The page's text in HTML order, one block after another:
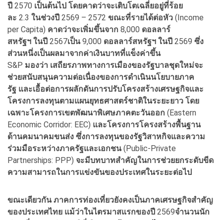
ปี 2570 เป็นต้นไป โดยคาดว่าจะเติบโตเฉลี่ยอยู่ที่ร้อย
ละ 2.3 ในช่วงปี 2569 – 2572 ขณะที่รายได้ต่อหัว (Income
per Capita) คาดว่าจะเพิ่มขึ้นจาก 8,000 ดอลลาร์
สหรัฐฯ ในปี 2567เป็น9,000 ดอลลาร์สหรัฐฯ ในปี 2569 ซึ่ง
ส่วนหนึ่งเป็นผลมาจากค่าเงินบาทที่แข็งค่าขึ้น
S&P มองว่า เสถียรภาพทางการเมืองของรัฐบาลชุดใหม่จะ
ช่วยสนับสนุนความต่อเนื่องของการดำเนินนโยบายภาค
รัฐ และเอื้อต่อการผลักดันการปรับโครงสร้างเศรษฐกิจและ
โครงการลงทุนตามแผนยุทธศาสตร์ชาติในระยะยาว โดย
เฉพาะโครงการเขตพัฒนาพิเศษภาคตะวันออก (Eastern
Economic Corridor: EEC) และโครงการโครงสร้างพื้นฐาน
ด้านคมนาคมขนส่ง ซึ่งการลงทุนของรัฐวิสาหกิจและความ
ร่วมมือระหว่างภาครัฐและเอกชน(Public-Private
Partnerships: PPP) จะมีบทบาทสำคัญในการช่วยยกระดับขีด
ความสามารถในการแข่งขันของประเทศในระยะต่อไป
ขณะเดียวกัน ภาคการท่องเที่ยวยังคงเป็นภาคเศรษฐกิจสำคัญ
ของประเทศไทย แม้ว่าในไตรมาสแรกของปี 2569จำนวนนัก